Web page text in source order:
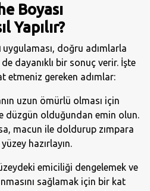
Boyası
Yapılır?
uygulaması, doğru adımlarla
dayanıklı bir sonuç verir. İşte
etmeniz gereken adımlar:
uzun ömürlü olması için
düzgün olduğundan emin olun.
macun ile doldurup zımpara
hazırlayın.
emiciliği dengelemek ve
sağlamak için bir kat